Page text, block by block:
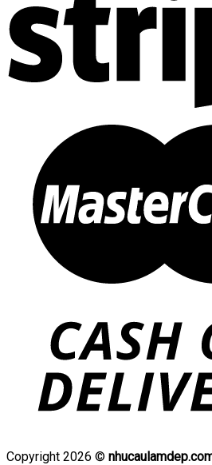
Copyright 2026 ©